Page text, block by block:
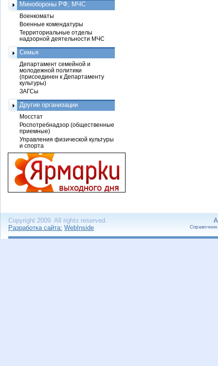
Минобороны РФ, МЧС
Военкоматы
Военные комендатуры
Территориальные отделы
надзорной деятельности МЧС
Семья
Департамент семейной и
молодежной политики
(присоединен к Департаменту
культуры)
ЗАГСы
Другие организации
Мосстат
Роспотребнадзор (общественные
приемные)
Управления физической культуры
и спорта
Copyright 2009. All rights reserved.
Разработка сайта: WebInside